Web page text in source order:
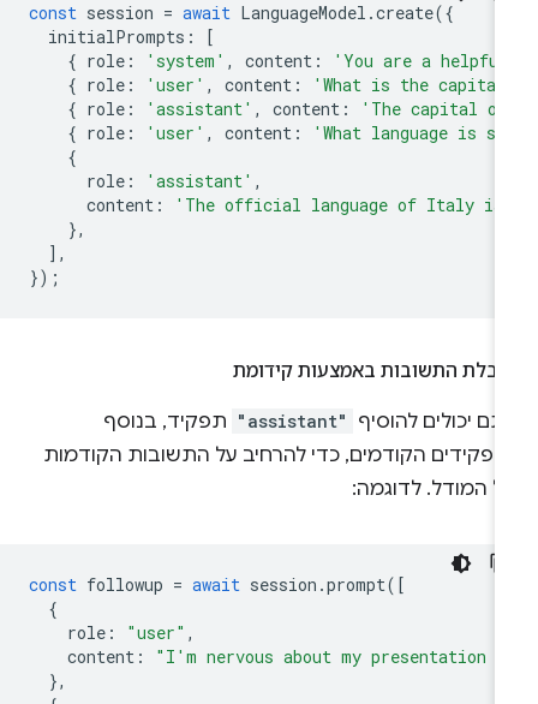
const session = await LanguageModel.create
initialPrompts
{ role : 'system', content : 'You are a
{ role : 'user', content : 'What is the
{ role : 'assistant', content : 'The capital
{ role : 'user', content : 'What language is
role : 'assistant'
content : 'The official language of Italy
התשובות באמצעות קידומת
יכולים להוסיף "assistant" תפקיד, בנוסף
הקודמים, כדי להרחיב על התשובות הקודמות
המודל. לדוגמה:
const followup = await session.prompt
role: "user"
content : "I'm nervous about my presentation